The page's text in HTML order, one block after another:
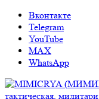
Вконтакте
Telegram
YouTube
MAX
WhatsApp